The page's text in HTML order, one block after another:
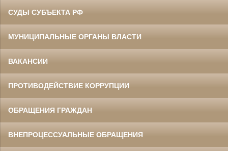
СУДЫ СУБЪЕКТА РФ
МУНИЦИПАЛЬНЫЕ ОРГАНЫ ВЛАСТИ
ВАКАНСИИ
ПРОТИВОДЕЙСТВИЕ КОРРУПЦИИ
ОБРАЩЕНИЯ ГРАЖДАН
ВНЕПРОЦЕССУАЛЬНЫЕ ОБРАЩЕНИЯ